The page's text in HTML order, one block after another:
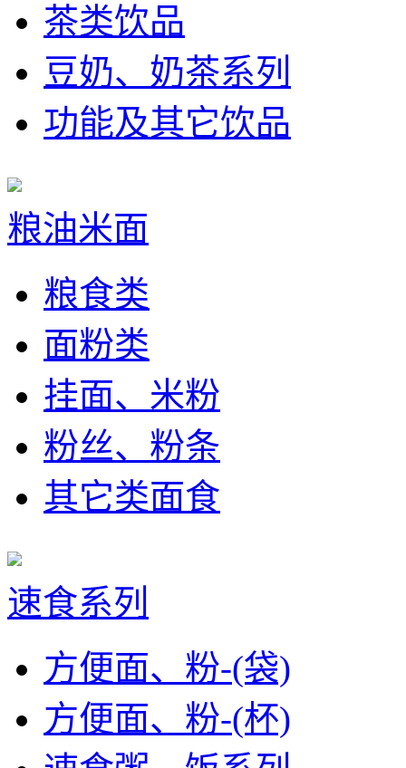
茶类饮品
豆奶、奶茶系列
功能及其它饮品
粮油米面
粮食类
面粉类
挂面、米粉
粉丝、粉条
其它类面食
速食系列
方便面、粉-(袋)
方便面、粉-(杯)